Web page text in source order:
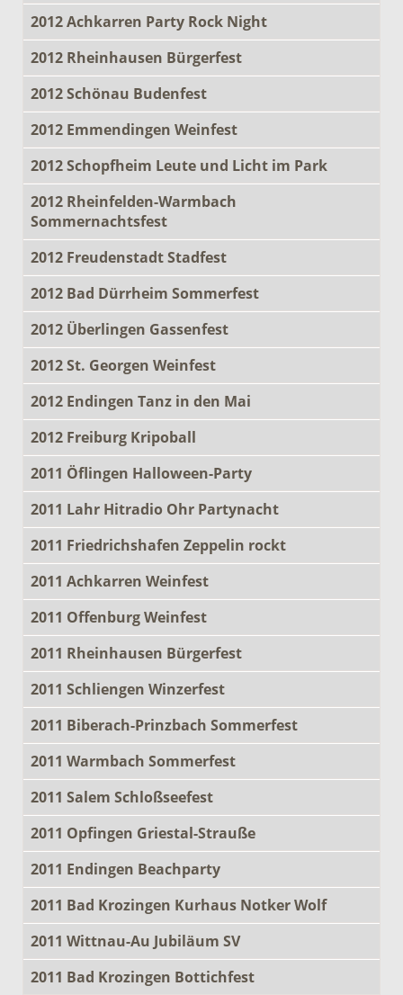
2012 Achkarren Party Rock Night
2012 Rheinhausen Bürgerfest
2012 Schönau Budenfest
2012 Emmendingen Weinfest
2012 Schopfheim Leute und Licht im Park
2012 Rheinfelden-Warmbach
Sommernachtsfest
2012 Freudenstadt Stadfest
2012 Bad Dürrheim Sommerfest
2012 Überlingen Gassenfest
2012 St. Georgen Weinfest
2012 Endingen Tanz in den Mai
2012 Freiburg Kripoball
2011 Öflingen Halloween-Party
2011 Lahr Hitradio Ohr Partynacht
2011 Friedrichshafen Zeppelin rockt
2011 Achkarren Weinfest
2011 Offenburg Weinfest
2011 Rheinhausen Bürgerfest
2011 Schliengen Winzerfest
2011 Biberach-Prinzbach Sommerfest
2011 Warmbach Sommerfest
2011 Salem Schloßseefest
2011 Opfingen Griestal-Strauße
2011 Endingen Beachparty
2011 Bad Krozingen Kurhaus Notker Wolf
2011 Wittnau-Au Jubiläum SV
2011 Bad Krozingen Bottichfest